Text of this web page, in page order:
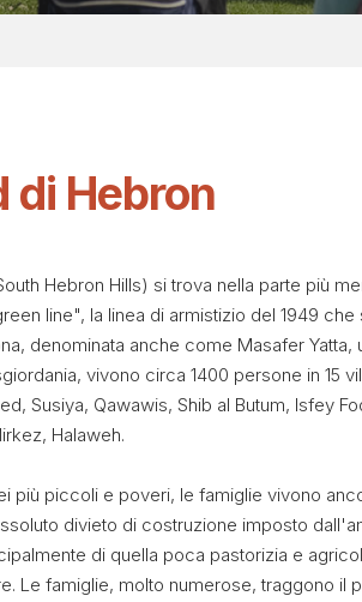
di Hebron
Hebron Hills) si trova nella parte più
line", la linea di armistizio del 1949
denominata anche come Masafer Yatta,
vivono circa 1400 persone in 15
Susiya, Qawawis, Shib al Butum, Isfey
Halaweh.
più piccoli e poveri, le famiglie vivono
divieto di costruzione imposto
di quella poca pastorizia e
Le famiglie, molto numerose, traggono il